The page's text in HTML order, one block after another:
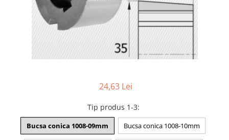
24,63 Lei
Tip produs 1-3:
Bucsa conica 1008-09mm Bucsa conica 1008-10mm